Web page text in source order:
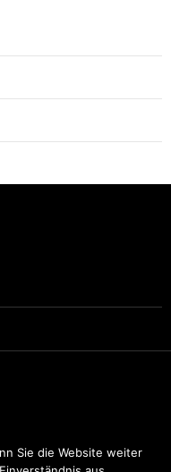
Sie die Website weiter